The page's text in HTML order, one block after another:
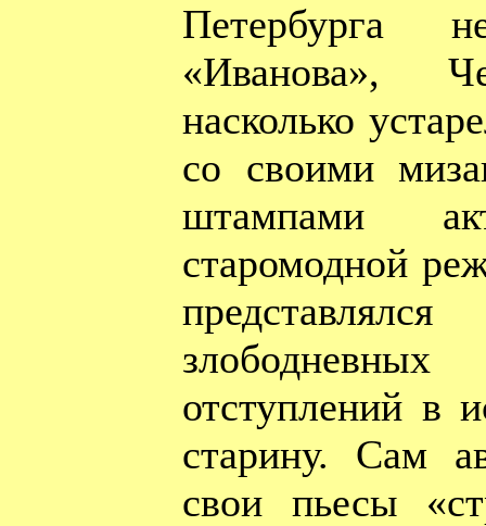
Петербурга
«Иванова»,
насколько
со своими
штампами
старомодной
отступлений в
старину. Сам
свои пьесы